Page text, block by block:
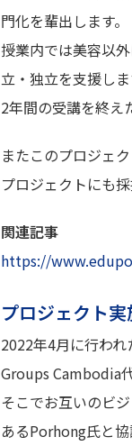
門化を輩出します。
授業内では美容以
立・独立を支援しま
2年間の受講を終え
またこのプロジェ
プロジェクトにも
関連記事
https://
プロジェクト
2022年4月に行わ
Groups Cambodia
そこでお互いのビ
あるPorhong氏と協